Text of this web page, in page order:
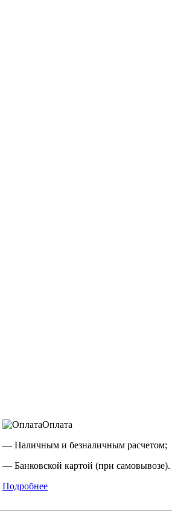
Оплата
— Наличным и безналичным расчетом;
— Банковской картой (при самовывозе).
Подробнее